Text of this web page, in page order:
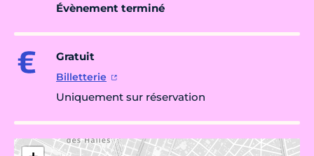
Évènement terminé
Gratuit
Billetterie
Uniquement sur réservation